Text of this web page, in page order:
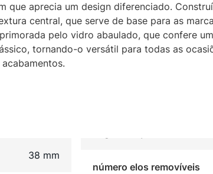
que aprecia um design diferenciado.
central, que serve de base para as
pelo vidro abaulado, que confere
tornando-o versátil para todas as
38 mm
número elos removíveis